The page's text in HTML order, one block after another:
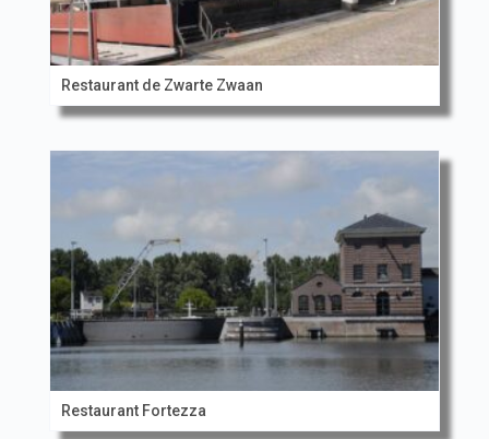
Restaurant de Zwarte Zwaan
Restaurant Fortezza